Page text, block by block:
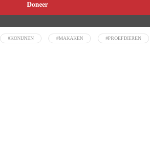
Doneer
#KONIJNEN #MAKAKEN #PROEFDIEREN